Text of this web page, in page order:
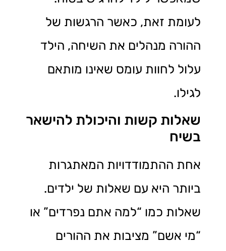
לעומת זאת, כאשר הרגשות של
ההורה מנהלים את השיחה, הילד
עלול לחוות עומס שאינו מותאם
לגילו.
שאלות קשות והיכולת להישאר
בשיח
אחת ההתמודדויות המאתגרות
ביותר היא עם שאלות של ילדים.
שאלות כמו “למה אתם נפרדים” או
“מי אשם” מציבות את ההורים